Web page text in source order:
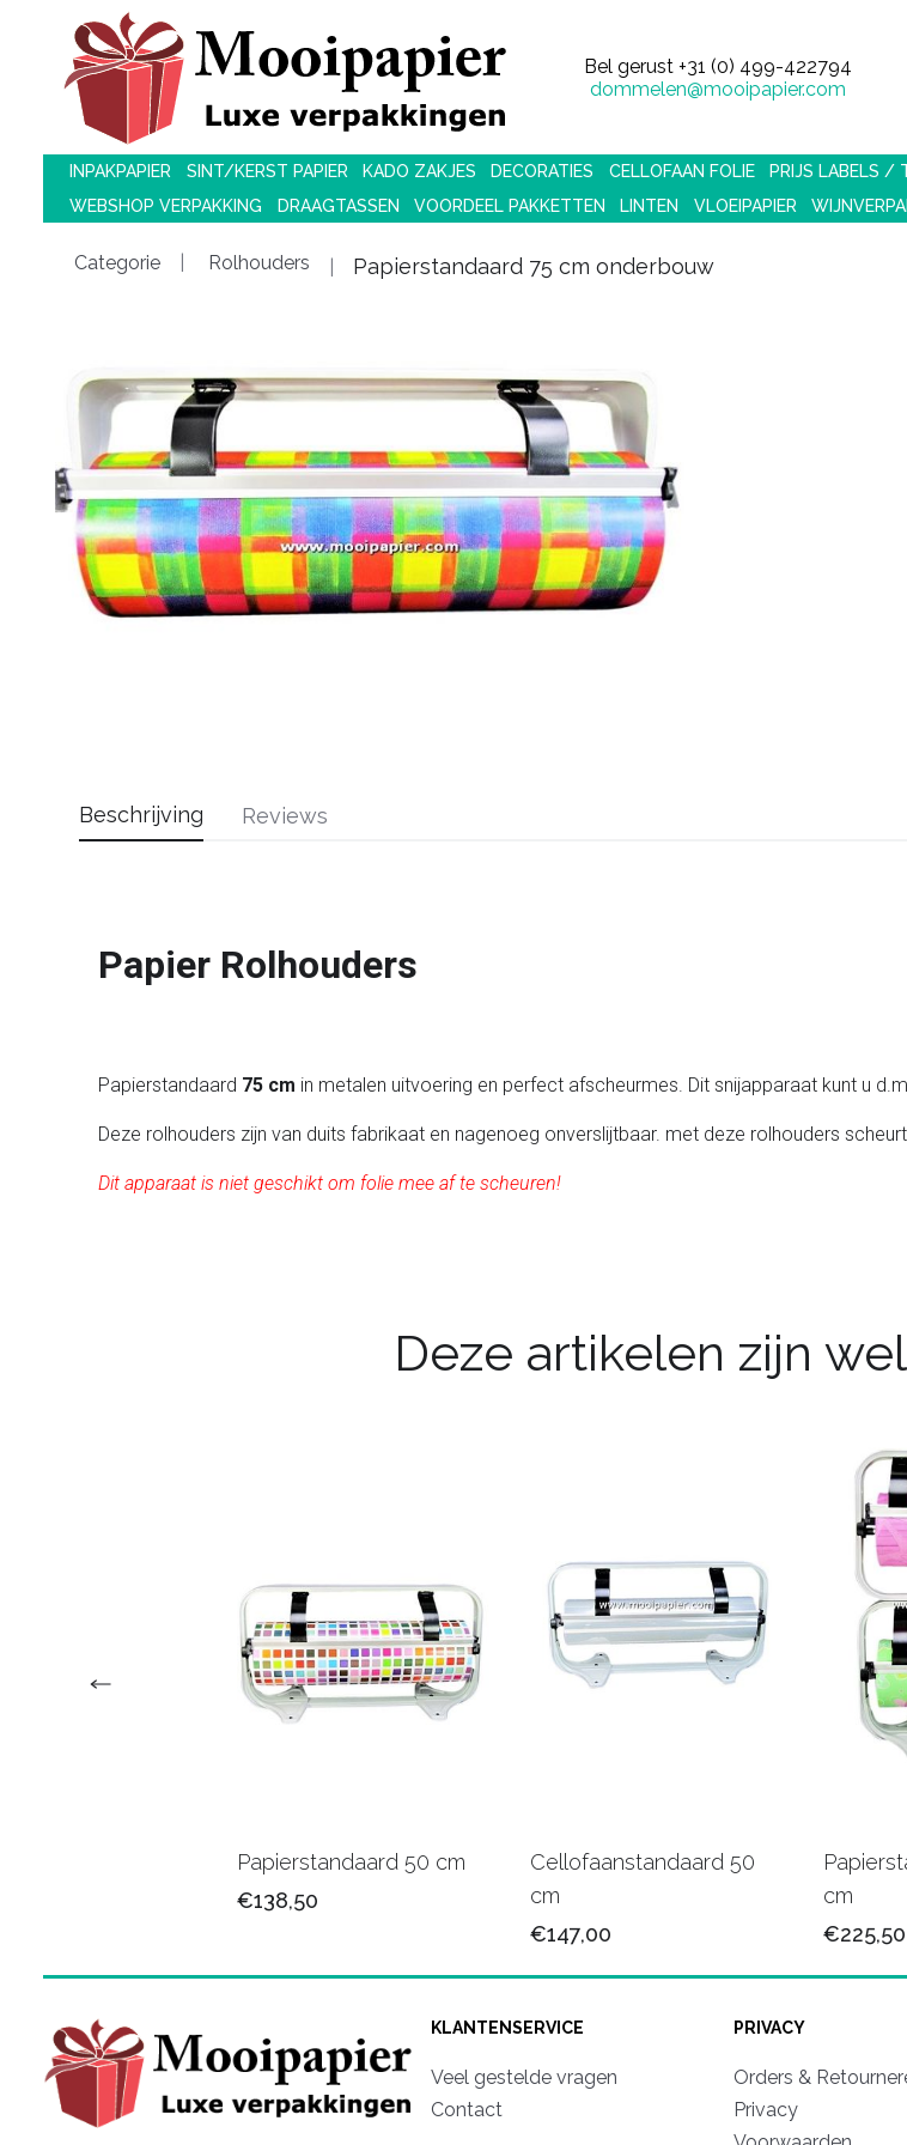
Bel gerust +31 (0) 499-422794
dommelen@mooipapier.com
INPAKPAPIER SINT/KERST PAPIER KADO ZAKJES DECORATIES CELLOFAAN FOLIE PRIJS LABELS /
WEBSHOP VERPAKKING
DRAAGTASSEN VOORDEEL PAKKETTEN LINTEN VLOEIPAPIER
Categorie Rolhouders Papierstandaard 75 cm onderbouw
Beschrijving
Papier Rolhouders
Papierstandaard 75 cm in metalen uitvoering en perfect afscheurmes. Dit snijapparaat kunt u
Deze rolhouders zijn van duits fabrikaat en nagenoeg onverslijtbaar. met deze rolhouders
Dit apparaat is niet geschikt om folie mee af te scheuren!
Reviews
Deze artikelen zijn
Papierstandaard 50 cm
€138,50
Cellofaanstandaard 50
cm
€147,00
cm
€225,50
KLANTENSERVICE
Veel gestelde vragen
Contact
PRIVACY
Orders &
Privacy